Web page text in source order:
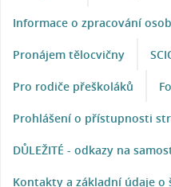
Informace o zpracování
Pronájem tělocvičny
Pro rodiče přeškoláků
Prohlášení o přístupnosti
DŮLEŽITÉ - odkazy na
Kontakty a základní údaje o